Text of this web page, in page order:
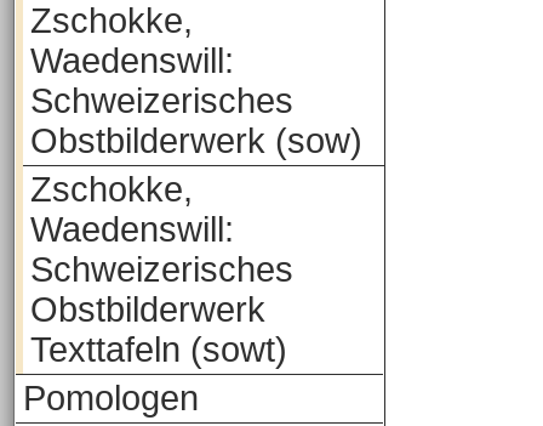
Zschokke,
Waedenswill:
Schweizerisches
Obstbilderwerk (sow)
Zschokke,
Waedenswill:
Schweizerisches
Obstbilderwerk
Texttafeln (sowt)
Pomologen